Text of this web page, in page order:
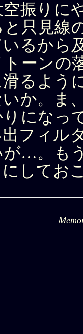
振りに
と只見線
るから
ーンの
るよう
か。ま
になっ
フィル
…。も
してお
Ｍ